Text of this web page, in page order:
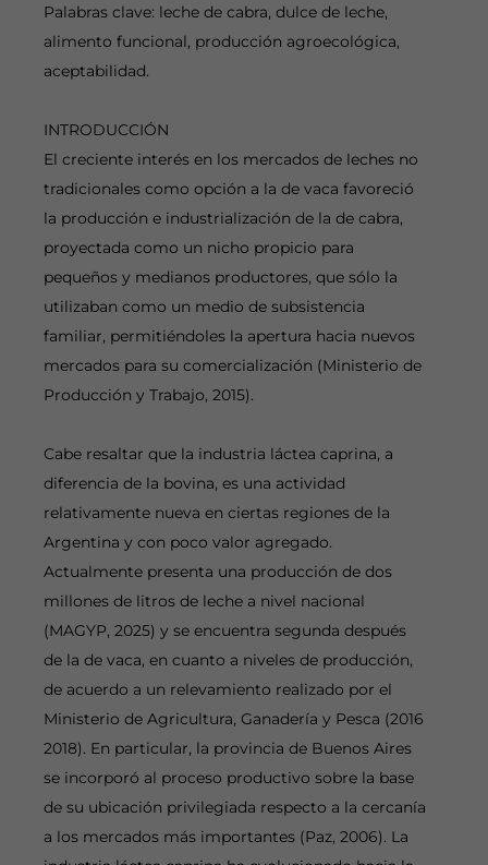
Palabras clave: leche de cabra, dulce de leche,
alimento funcional, producción agroecológica,
aceptabilidad.
INTRODUCCIÓN
El creciente interés en los mercados de leches no
tradicionales como opción a la de vaca favoreció
la producción e industrialización de la de cabra,
proyectada como un nicho propicio para
pequeños y medianos productores, que sólo la
utilizaban como un medio de subsistencia
familiar, permitiéndoles la apertura hacia nuevos
mercados para su comercialización (Ministerio de
Producción y Trabajo, 2015).
Cabe resaltar que la industria láctea caprina, a
diferencia de la bovina, es una actividad
relativamente nueva en ciertas regiones de la
Argentina y con poco valor agregado.
Actualmente presenta una producción de dos
millones de litros de leche a nivel nacional
(MAGYP, 2025) y se encuentra segunda después
de la de vaca, en cuanto a niveles de producción,
de acuerdo a un relevamiento realizado por el
Ministerio de Agricultura, Ganadería y Pesca (2016
2018). En particular, la provincia de Buenos Aires
se incorporó al proceso productivo sobre la base
de su ubicación privilegiada respecto a la cercanía
a los mercados más importantes (Paz, 2006). La